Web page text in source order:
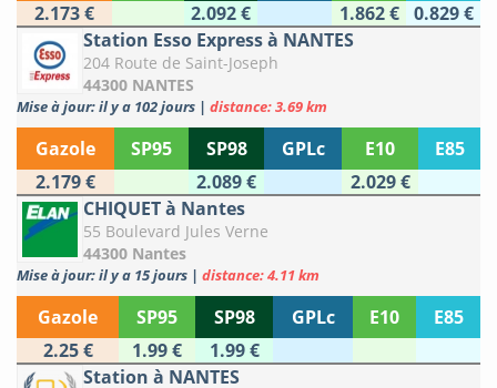
2.173 €
2.092 € 1.862 €
0.829 €
Station Esso Express à NANTES
204 Route de Saint-Joseph
44300 NANTES
Mise à jour: il y a 102 jours | distance: 3.69 km
Gazole SP95 SP98 GPLc E10
E85
2.179 €
2.089 €
2.029 €
CHIQUET à Nantes
55 Boulevard Jules Verne
44300 Nantes
Mise à jour: il y a 15 jours | distance: 4.11 km
Gazole SP95 SP98 GPLc E10
E85
2.25 €
1.99 €
1.99 €
Station à NANTES